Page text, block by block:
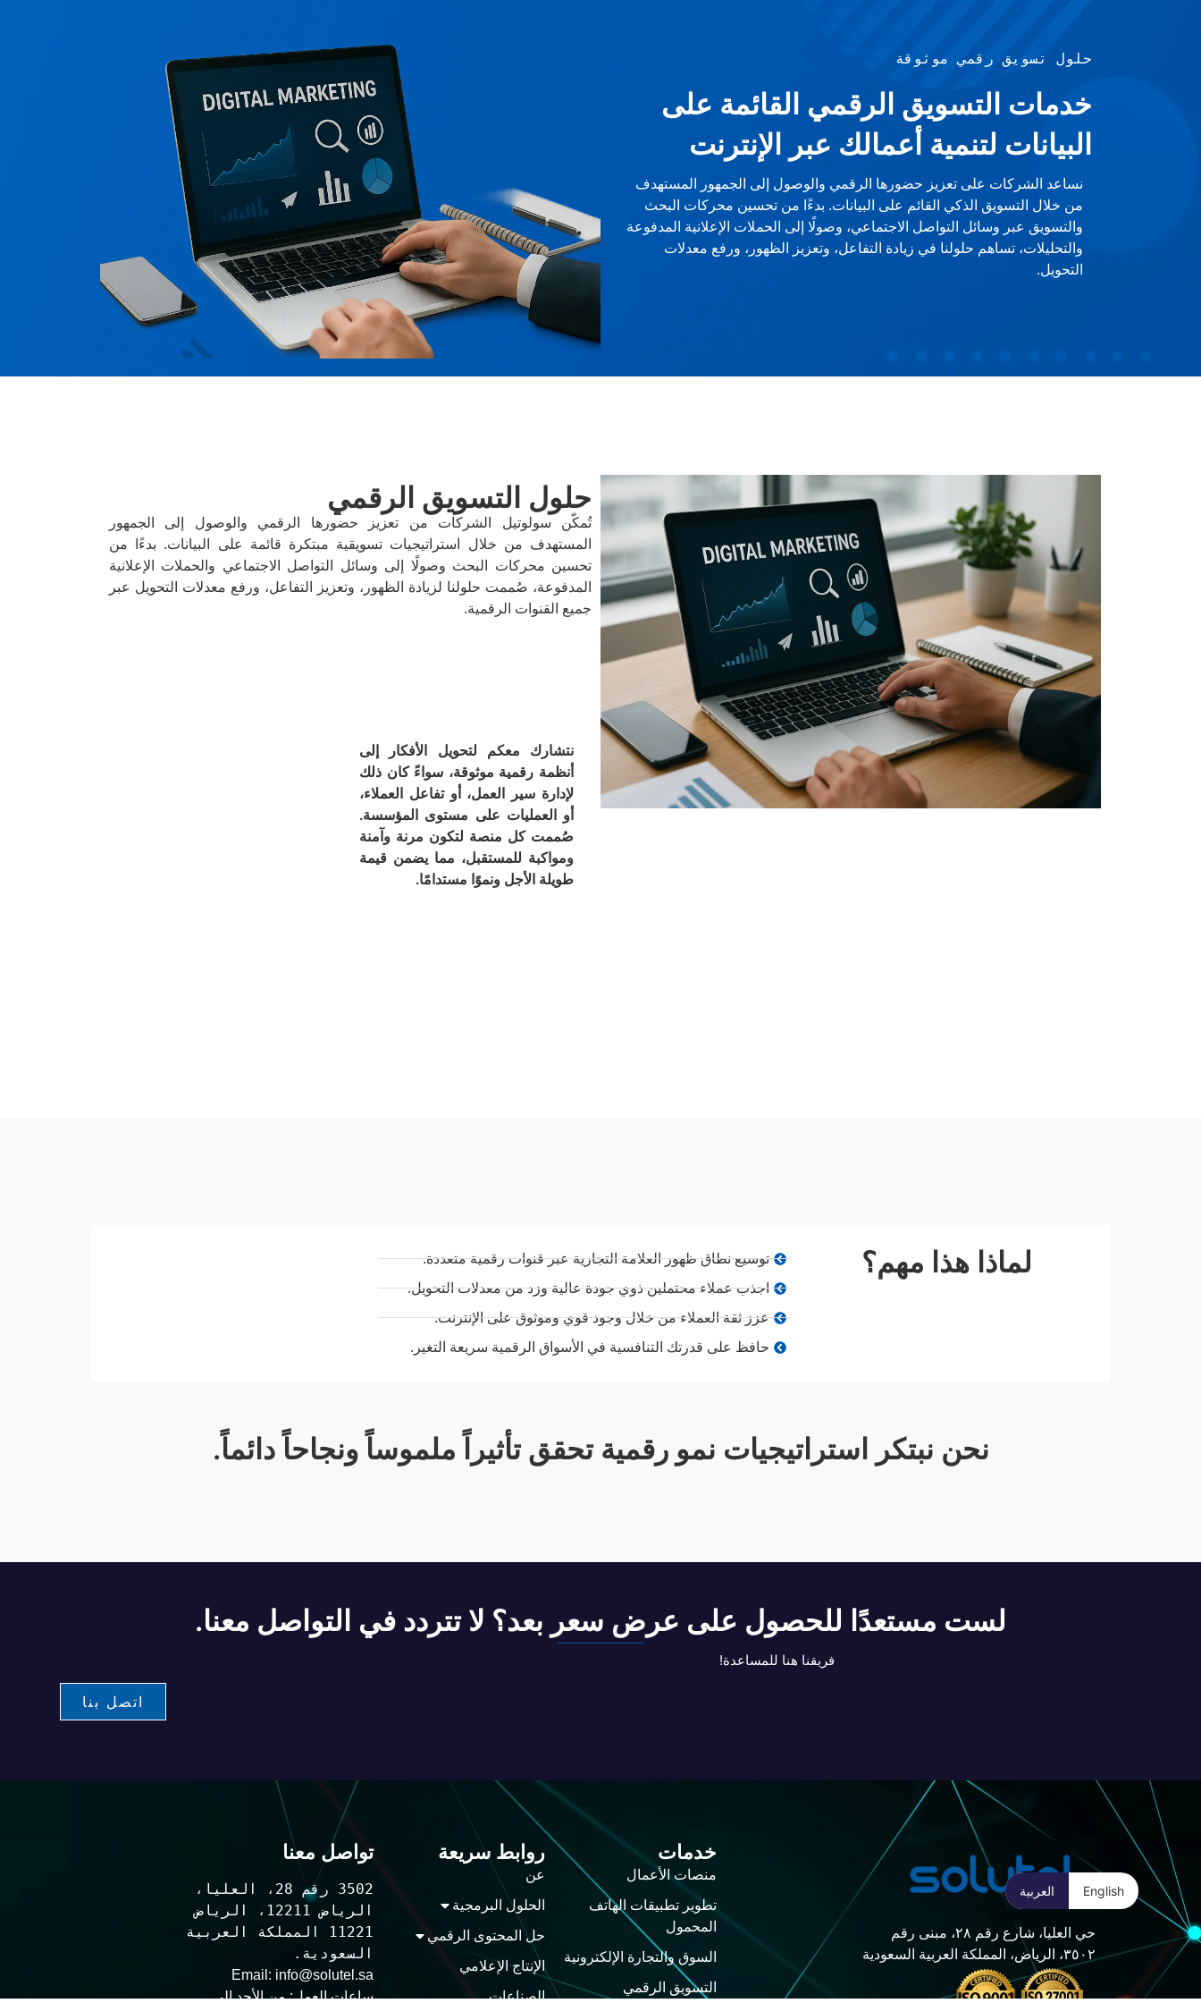
حلول تسويق رقمي موثوقة
خدمات التسويق الرقمي القائمة على
البيانات لتنمية أعمالك عبر الإنترنت
نساعد الشركات على تعزيز حضورها الرقمي والوصول إلى الجمهور المستهدف
من خلال التسويق الذكي القائم على البيانات. بدءًا من تحسين محركات البحث
والتسويق عبر وسائل التواصل الاجتماعي، وصولًا إلى الحملات الإعلانية المدفوعة
والتحليلات، تساهم حلولنا في زيادة التفاعل، وتعزيز الظهور، ورفع معدلات
التحويل.
حلول التسويق الرقمي
تُمكّن سولوتيل الشركات من تعزيز حضورها الرقمي والوصول إلى الجمهور
المستهدف من خلال استراتيجيات تسويقية مبتكرة قائمة على البيانات. بدءًا من
تحسين محركات البحث وصولًا إلى وسائل التواصل الاجتماعي والحملات الإعلانية
المدفوعة، صُممت حلولنا لزيادة الظهور، وتعزيز التفاعل، ورفع معدلات التحويل عبر
جميع القنوات الرقمية.
نتشارك معكم لتحويل الأفكار إلى
أنظمة رقمية موثوقة، سواءً كان ذلك
لإدارة سير العمل، أو تفاعل العملاء،
أو العمليات على مستوى المؤسسة.
صُممت كل منصة لتكون مرنة وآمنة
ومواكبة للمستقبل، مما يضمن قيمة
طويلة الأجل ونموًا مستدامًا.
لماذا هذا مهم؟
توسيع نطاق ظهور العلامة التجارية عبر قنوات رقمية متعددة.
اجذب عملاء محتملين ذوي جودة عالية وزد من معدلات التحويل.
عزز ثقة العملاء من خلال وجود قوي وموثوق على الإنترنت.
حافظ على قدرتك التنافسية في الأسواق الرقمية سريعة التغير.
نحن نبتكر استراتيجيات نمو رقمية تحقق تأثيراً ملموساً ونجاحاً دائماً.
لست مستعدًا للحصول على عرض سعر بعد؟ لا تتردد في التواصل معنا.
فريقنا هنا للمساعدة!
اتصل بنا
حي العليا، شارع رقم ٢٨، مبنى رقم
٣٥٠٢، الرياض، المملكة العربية السعودية
خدمات
منصات الأعمال
تطوير تطبيقات الهاتف
المحمول
السوق والتجارة الإلكترونية
التسويق الرقمي
روابط سريعة
عن
الحلول البرمجية
حل المحتوى الرقمي
الإنتاج الإعلامي
الصناعات
تواصل معنا
الرياض 12211، الرياض
السعودية.
Email: info@solutel.sa
ساعات العمل: من الأحد إلى
English العربية